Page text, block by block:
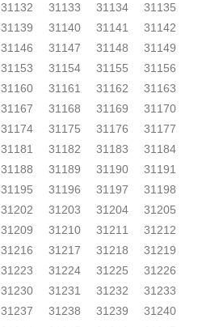
31132 31133 31134
31135
31139 31140 31141
31142
31146 31147 31148
31149
31153 31154 31155
31156
31160 31161 31162
31163
31167 31168 31169
31170
31174 31175 31176
31177
31181 31182 31183
31184
31188 31189 31190
31191
31195 31196 31197
31198
31202 31203 31204
31205
31209 31210 31211
31212
31216 31217 31218
31219
31223 31224 31225
31226
31230 31231 31232
31233
31237 31238 31239
31240